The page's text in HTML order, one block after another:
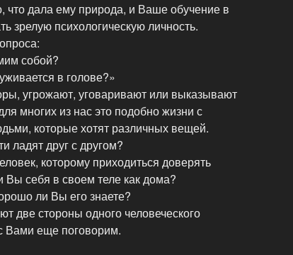
что дала ему природа, и Ваше обучение в
зрелую психологическую личность.
собой?
в голове?»
угрожают, уговаривают или выказывают
многих из нас это подобно жизни с
которые хотят различных вещей.
ладят друг с другом?
которому приходиться доверять
Вы себя в своем теле как дома?
ли Вы его знаете?
две стороны одного человеческого
Вами еще поговорим.